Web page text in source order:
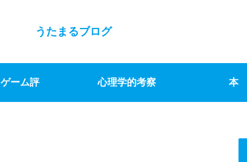
うたまるブログ
ゲーム評 心理学的考察 本